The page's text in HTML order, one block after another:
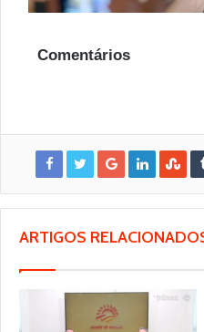
Comentários
ARTIGOS